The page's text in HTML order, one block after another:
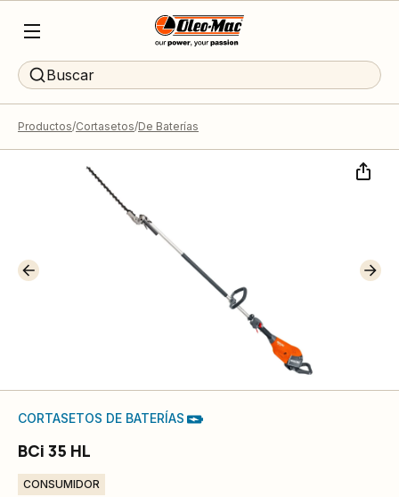
Buscar
Productos Cortasetos De Baterías
CORTASETOS DE BATERÍAS
BCi 35 HL
CONSUMIDOR